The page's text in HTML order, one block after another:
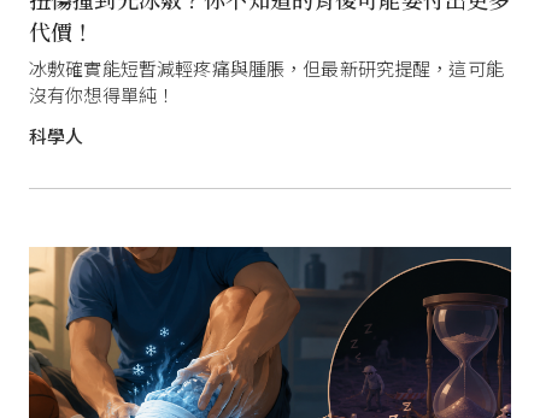
代價！
冰敷確實能短暫減輕疼痛與腫脹，但最新研究提醒，這可能
沒有你想得單純！
科學人